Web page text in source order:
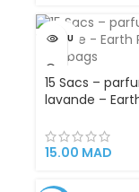
ergonomique
inoxydable.
outil
toilettag
VENDU
15 Sacs –
lavande –
15.00 MAD